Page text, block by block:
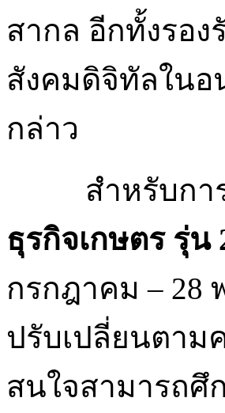
สากล อีกทั้งรอง
สังคมดิจิทัลใน
กล่าว
สำหรับกา
ธุรกิจเกษตร รุ่น
กรกฎาคม – 28
ปรับเปลี่ยนตาม
สนใจสามารถศึ